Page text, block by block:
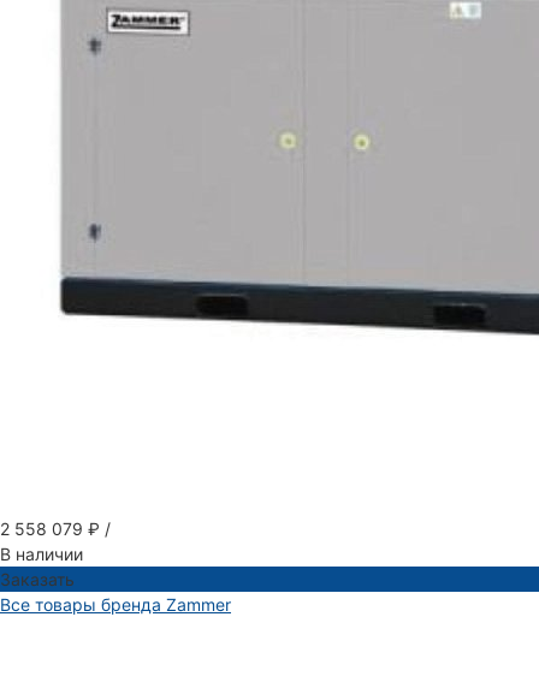
2 558 079 ₽ /
В наличии
Заказать
Все товары бренда Zammer